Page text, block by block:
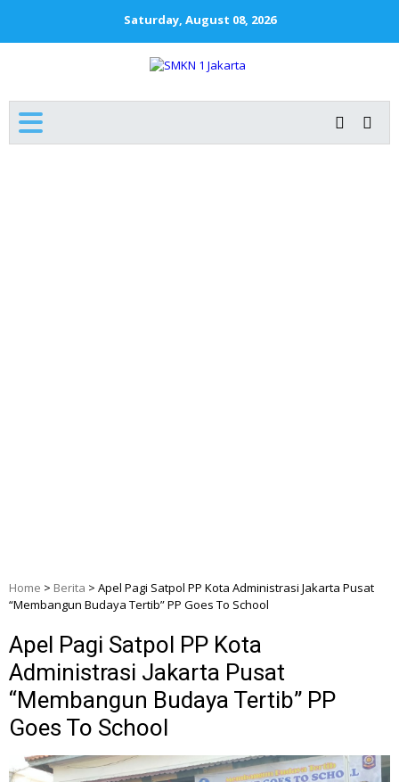
Saturday, August 08, 2026
Home > Berita > Apel Pagi Satpol PP Kota Administrasi Jakarta Pusat
“Membangun Budaya Tertib” PP Goes To School
Apel Pagi Satpol PP Kota
Administrasi Jakarta Pusat
“Membangun Budaya Tertib” PP
Goes To School